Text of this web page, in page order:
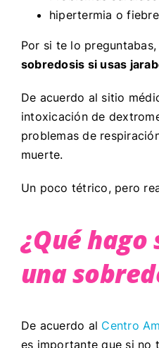
hipertermia o
Por si te lo
sobredosis si usas
De acuerdo al sitio
intoxicación de
problemas de
muerte.
Un poco tétrico, pero
¿Qué hago
una
De acuerdo al Centro
es importante que si no